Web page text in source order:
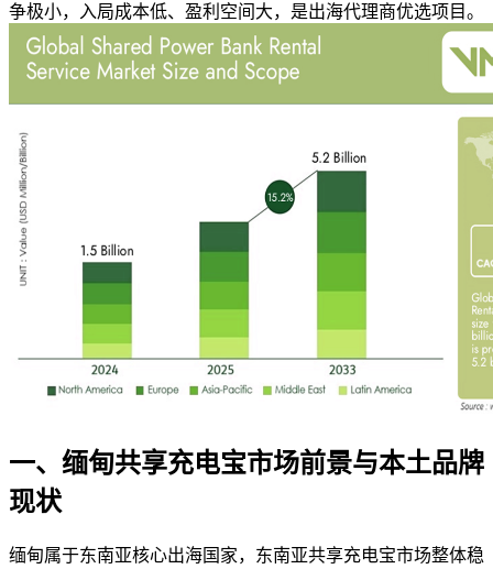
争极小，入局成本低、盈利空间大，是出海代理商优选项目。
一、缅甸共享充电宝市场前景与本土品牌
现状
缅甸属于东南亚核心出海国家，东南亚共享充电宝市场整体稳